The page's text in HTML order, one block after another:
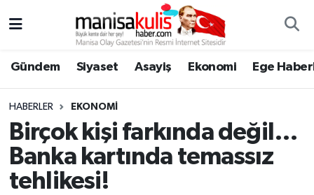
Gündem Siyaset Asayiş Ekonomi Ege
HABERLER EKONOMI
Birçok kişi farkında değil…
Banka kartında temassız
tehlikesi!
Ege Haberleri
Ekonomi
Genel
Yunusemre Hava Durumu
Yunusemre Trafik Yoğunluk Haritası
Süper Lig Puan Durumu ve Fikstür